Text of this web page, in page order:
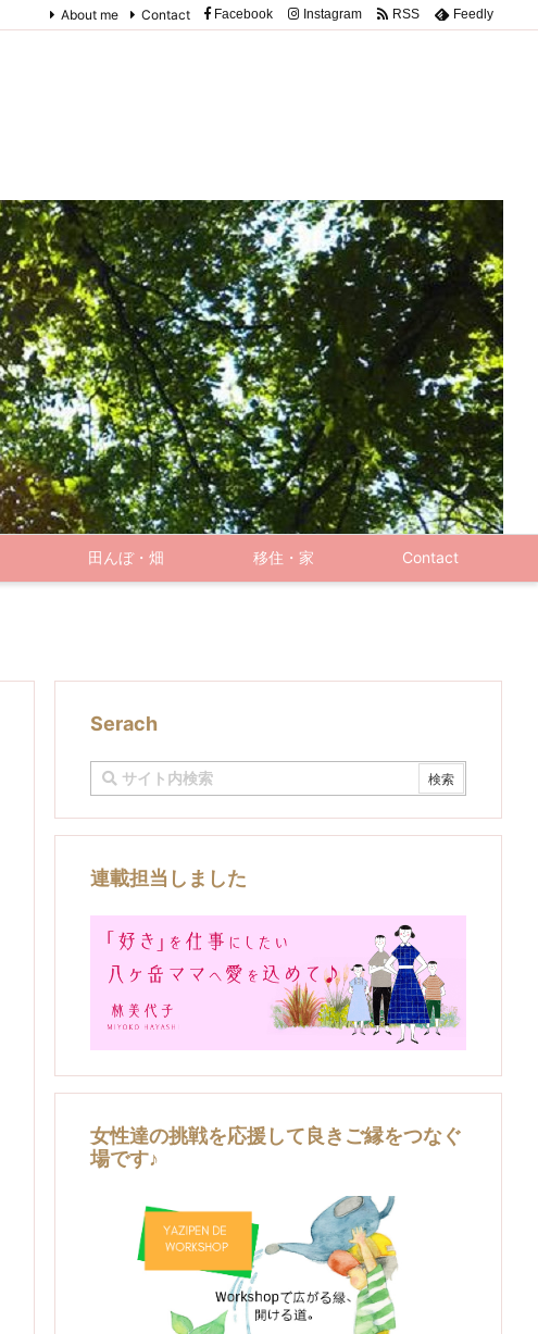
田んぼ・畑 移住・家 Contact
About me Contact Facebook Instagram RSS Feedly
Serach
連載担当しました
女性達の挑戦を応援して良きご縁をつなぐ
場です♪